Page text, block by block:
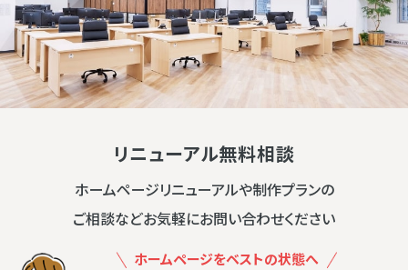
リニューアル無料相談
ホームページリニューアルや制作プランの
ご相談などお気軽にお問い合わせください
ホームページをベストの状態へ